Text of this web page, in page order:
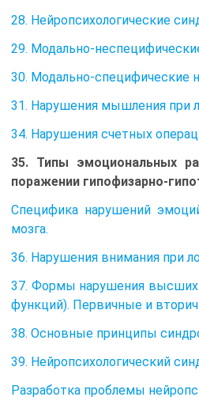
28. Нейропсихологические
29. Модально-
30. Модально-специфические
31. Нарушения мышления при
34. Нарушения счетных
35. Типы эмоциональных
поражении гипофизарно-
Специфика нарушений
мозга.
36. Нарушения внимания при
37. Формы нарушения высших
функций). Первичные и
38. Основные принципы
39. Нейропсихологический
Разработка проблемы